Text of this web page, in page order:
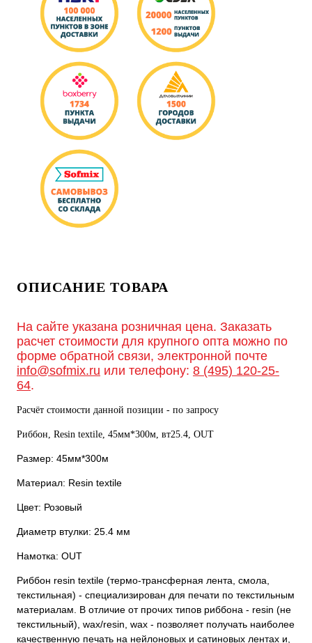
ОПИСАНИЕ ТОВАРА
На сайте указана розничная цена. Заказать
расчет стоимости для крупного опта можно по
форме обратной связи, электронной почте
info@sofmix.ru или телефону: 8 (495) 120-25-
64.
Расчёт стоимости данной позиции - по запросу
Риббон, Resin textile, 45мм*300м, вт25.4, OUT
Размер: 45мм*300м
Материал: Resin textile
Цвет: Розовый
Диаметр втулки: 25.4 мм
Намотка: OUT
Риббон resin textile (термо-трансферная лента, смола,
текстильная) - специализирован для печати по текстильным
материалам. В отличие от прочих типов риббона - resin (не
текстильный), wax/resin, wax - позволяет получать наиболее
качественную печать на нейлоновых и сатиновых лентах и,